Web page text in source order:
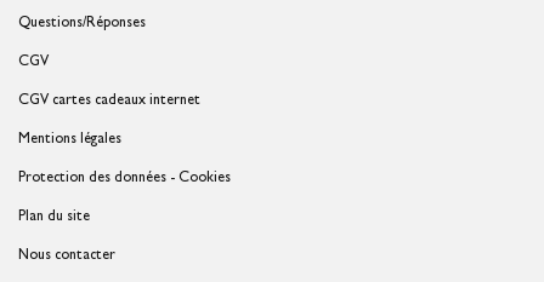
Questions/Réponses
CGV
CGV cartes cadeaux internet
Mentions légales
Protection des données - Cookies
Plan du site
Nous contacter